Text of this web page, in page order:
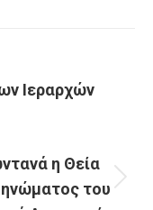
Ιεραρχών
η Θεία
του